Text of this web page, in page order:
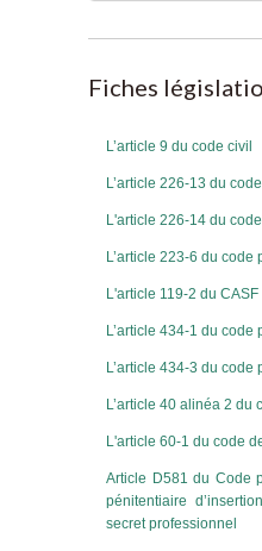
Fiches
L’article 9 du code civil
L’article 226-13 du
L'article 226-14 du
L’article 223-6 du code
L'article 119-2 du CASF
L’article 434-1 du code
L’article 434-3 du code
L’article 40 alinéa 2
L'article 60-1 du code
Article D581 du Code
pénitentiaire
secret professionnel